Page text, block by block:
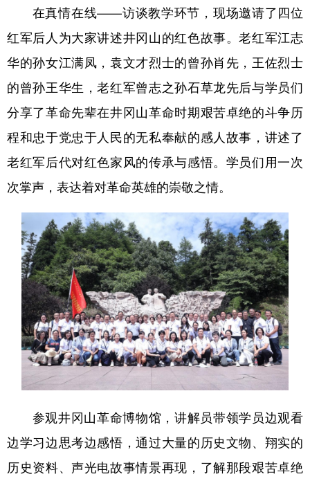
在真情在线——访谈教学环节，现场邀请了四位
红军后人为大家讲述井冈山的红色故事。老红军江志
华的孙女江满凤，袁文才烈士的曾孙肖先，王佐烈士
的曾孙王华生，老红军曾志之孙石草龙先后与学员们
分享了革命先辈在井冈山革命时期艰苦卓绝的斗争历
程和忠于党忠于人民的无私奉献的感人故事，讲述了
老红军后代对红色家风的传承与感悟。学员们用一次
次掌声，表达着对革命英雄的崇敬之情。
参观井冈山革命博物馆，讲解员带领学员边观看
边学习边思考边感悟，通过大量的历史文物、翔实的
历史资料、声光电故事情景再现，了解那段艰苦卓绝